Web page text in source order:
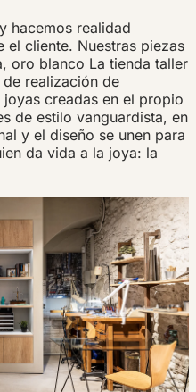
hacemos realidad
el cliente. Nuestras piezas
, oro blanco La tienda taller
de realización de
joyas creadas en el propio
de estilo vanguardista, en
y el diseño se unen para
da vida a la joya: la